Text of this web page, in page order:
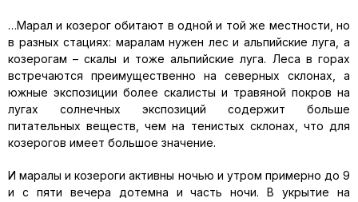
…Марал и козерог обитают в одной и той же местности, но
в разных стациях: маралам нужен лес и альпийские луга, а
козерогам – скалы и тоже альпийские луга. Леса в горах
встречаются преимущественно на северных склонах, а
южные экспозиции более скалисты и травяной покров на
лугах солнечных экспозиций содержит больше
питательных веществ, чем на тенистых склонах, что для
козерогов имеет большое значение.
И маралы и козероги активны ночью и утром примерно до 9
и с пяти вечера дотемна и часть ночи. В укрытие на